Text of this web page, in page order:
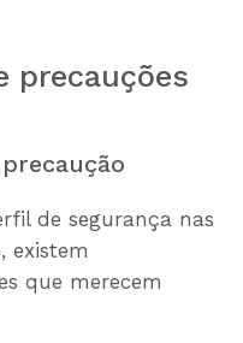
precauções
de segurança nas
existem
que merecem